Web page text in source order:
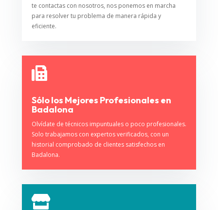
te contactas con nosotros, nos ponemos en marcha
para resolver tu problema de manera rápida y
eficiente.

Sólo los Mejores Profesionales en
Badalona
Olvídate de técnicos impuntuales o poco profesionales.
Solo trabajamos con expertos verificados, con un
historial comprobado de clientes satisfechos en
Badalona.
